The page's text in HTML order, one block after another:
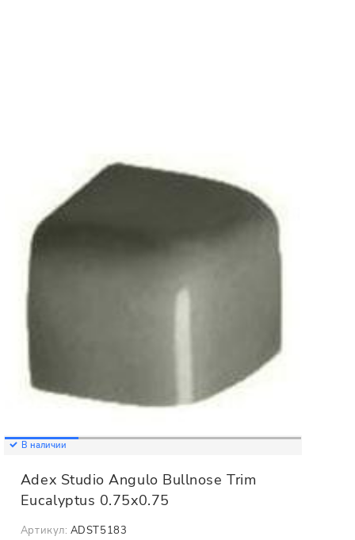
В наличии
Adex Studio Angulo Bullnose Trim
Eucalyptus 0.75x0.75
Артикул: ADST5183